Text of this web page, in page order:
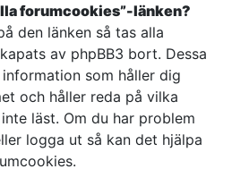
forumcookies”-länken?
den länken så tas alla
av phpBB3 bort. Dessa
som håller dig
och håller reda på vilka
läst. Om du har problem
logga ut så kan det hjälpa